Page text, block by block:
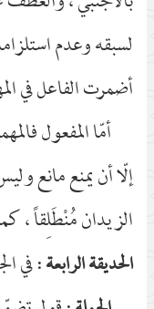
لسبقه وعدم
أضمرت الفاعل في
أمّا المفعول
إلّا أن يمنع مانع
الزيدان مُنْطَلِقاً ،
الحديقة الرابعة :في